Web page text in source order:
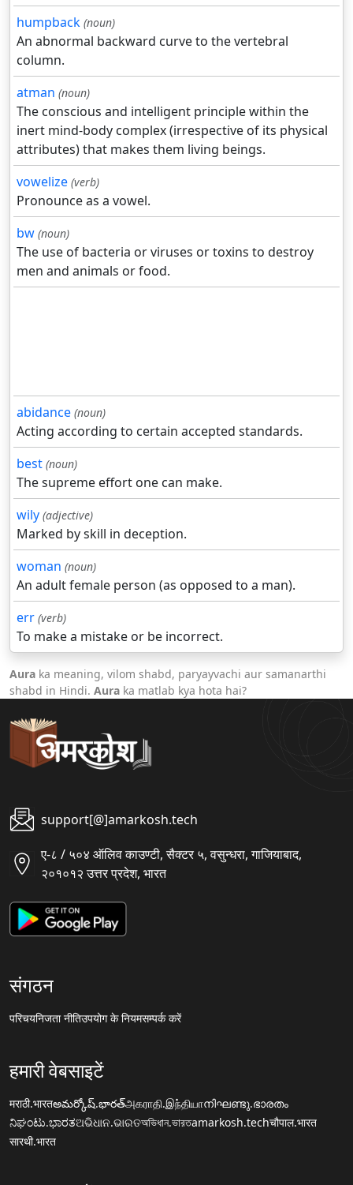
humpback (noun)
An abnormal backward curve to the vertebral
column.
atman (noun)
The conscious and intelligent principle within the
inert mind-body complex (irrespective of its physical
attributes) that makes them living beings.
vowelize (verb)
Pronounce as a vowel.
bw (noun)
The use of bacteria or viruses or toxins to destroy
men and animals or food.
abidance (noun)
Acting according to certain accepted standards.
best (noun)
The supreme effort one can make.
wily (adjective)
Marked by skill in deception.
woman (noun)
An adult female person (as opposed to a man).
err (verb)
To make a mistake or be incorrect.
Aura ka meaning, vilom shabd, paryayvachi aur samanarthi
shabd in Hindi. Aura ka matlab kya hota hai?
support[@]amarkosh.tech
ए-८ / ५०४ ऑलिव काउण्टी, सैक्टर ५, वसुन्धरा, गाजियाबाद,
२०१०१२ उत्तर प्रदेश, भारत
संगठन
परिचयनिजता नीतिउपयोग के नियमसम्पर्क करें
हमारी वेबसाइटें
मराठी.भारतఅమర్కోష్.భారత్அகராதி.இந்தியாനിഘണ്ടു.ഭാരതം
ನಿಘಂಟು.ಭಾರತଅଭିଧାନ.ଭାରତঅভিধান.ভারতamarkosh.techचौपाल.भारत
सारथी.भारत